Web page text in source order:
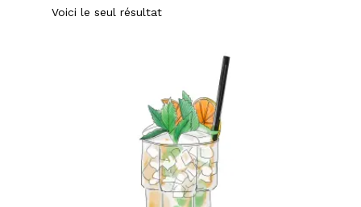
Voici le seul résultat